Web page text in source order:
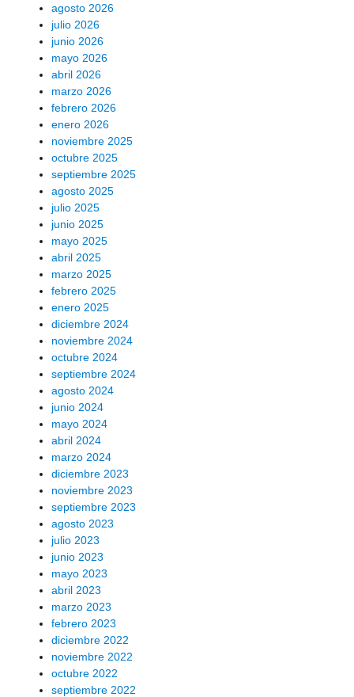
agosto 2026
julio 2026
junio 2026
mayo 2026
abril 2026
marzo 2026
febrero 2026
enero 2026
noviembre 2025
octubre 2025
septiembre 2025
agosto 2025
julio 2025
junio 2025
mayo 2025
abril 2025
marzo 2025
febrero 2025
enero 2025
diciembre 2024
noviembre 2024
octubre 2024
septiembre 2024
agosto 2024
junio 2024
mayo 2024
abril 2024
marzo 2024
diciembre 2023
noviembre 2023
septiembre 2023
agosto 2023
julio 2023
junio 2023
mayo 2023
abril 2023
marzo 2023
febrero 2023
diciembre 2022
noviembre 2022
octubre 2022
septiembre 2022